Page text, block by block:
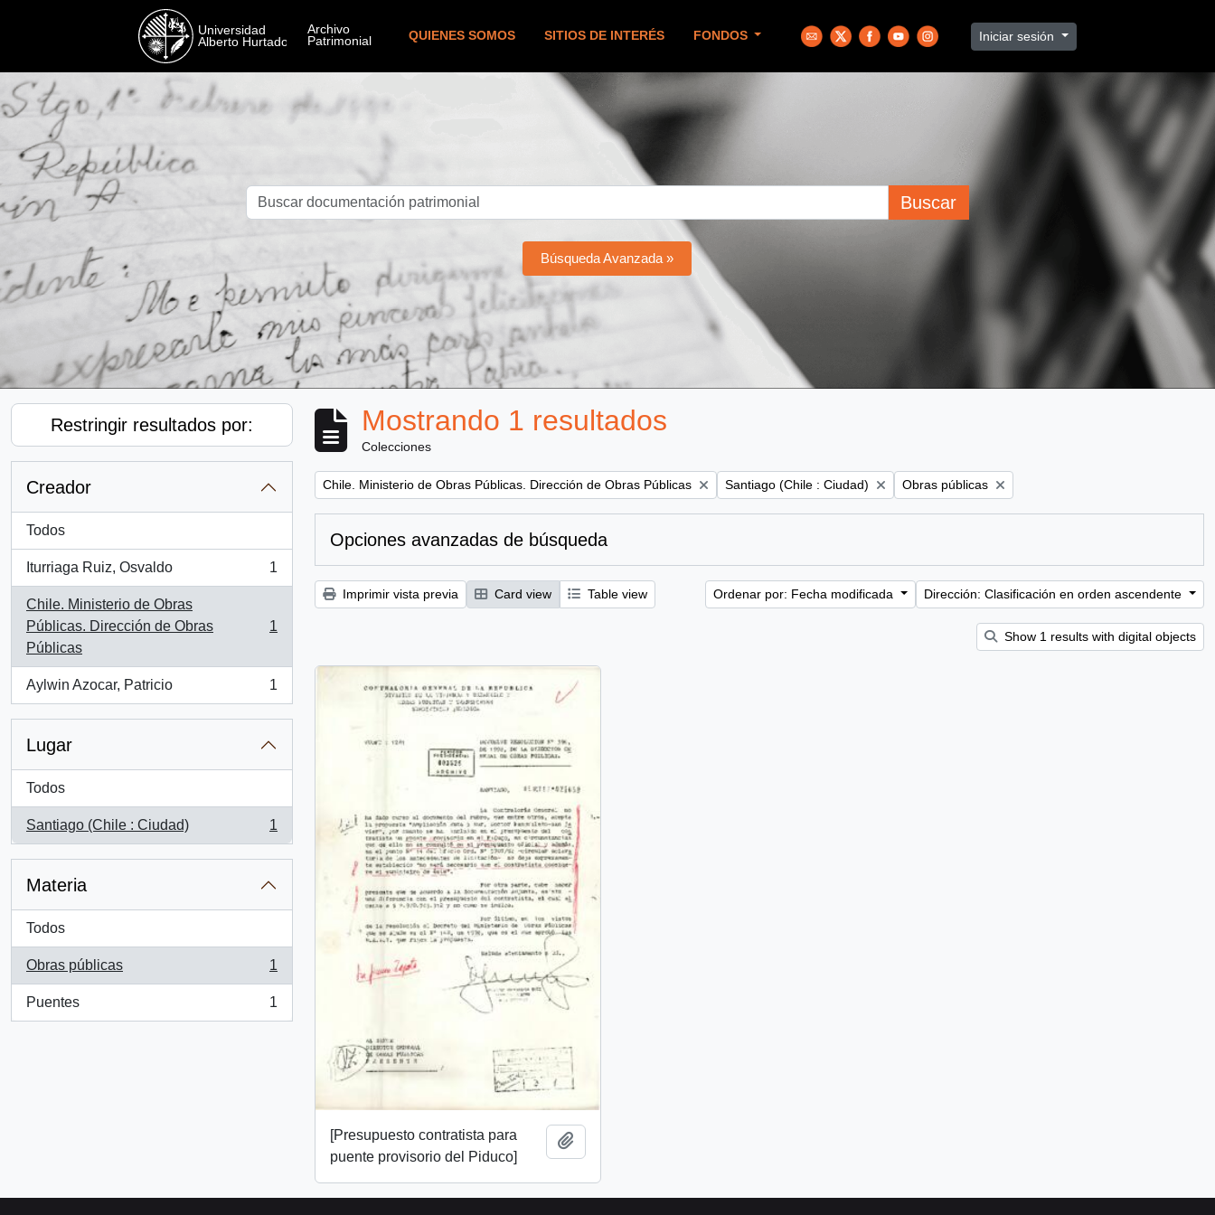
QUIENES SOMOS SITIOS DE INTERÉS FONDOS Iniciar sesión
Buscar
Búsqueda Avanzada »
Restringir resultados por:
Creador
Todos
Iturriaga Ruiz, Osvaldo
, 1 resultados
1
Chile. Ministerio de Obras
Públicas. Dirección de Obras
Públicas
, 1 resultados
1
Aylwin Azocar, Patricio
, 1 resultados
1
Lugar
Todos
Santiago (Chile : Ciudad)
, 1 resultados
1
Materia
Todos
Obras públicas
, 1 resultados
1
Puentes
, 1 resultados
1
Mostrando 1 resultados
Colecciones
Remove filter:
Chile. Ministerio de Obras Públicas. Dirección de Obras Públicas Remove filter:
Santiago (Chile : Ciudad) Remove filter:
Obras públicas
Opciones avanzadas de búsqueda
Imprimir vista previa Card view Table view Ordenar por: Fecha modificada Dirección: Clasificación en orden ascendente
Show 1 results with digital objects
[Presupuesto contratista para
puente provisorio del Piduco]